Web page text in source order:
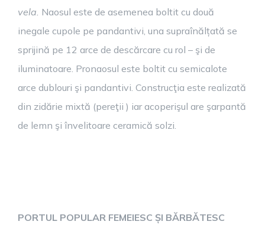
vela. Naosul este de asemenea boltit cu două
inegale cupole pe pandantivi, una supraînălțată se
sprijină pe 12 arce de descărcare cu rol – şi de
iluminatoare. Pronaosul este boltit cu semicalote
arce dublouri şi pandantivi. Construcţia este realizată
din zidărie mixtă (pereţii ) iar acoperişul are şarpantă
de lemn şi învelitoare ceramică solzi.
PORTUL POPULAR FEMEIESC ȘI BĂRBĂTESC